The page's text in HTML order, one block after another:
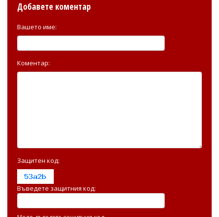
Добавете коментар
Вашето име:
Коментар:
Защитен код:
Въведете защитния код: